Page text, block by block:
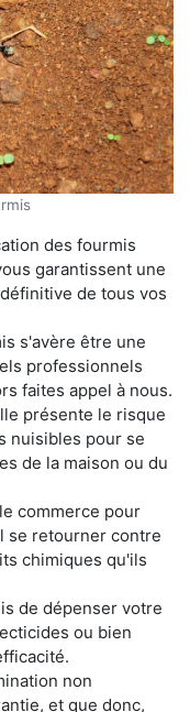
des fourmis
garantissent une
de tous vos
s'avère être une
professionnels
faites appel à nous.
présente le risque
nuisibles pour se
de la maison ou du
commerce pour
se retourner contre
chimiques qu'ils
de dépenser votre
ou bien
non
et que donc,